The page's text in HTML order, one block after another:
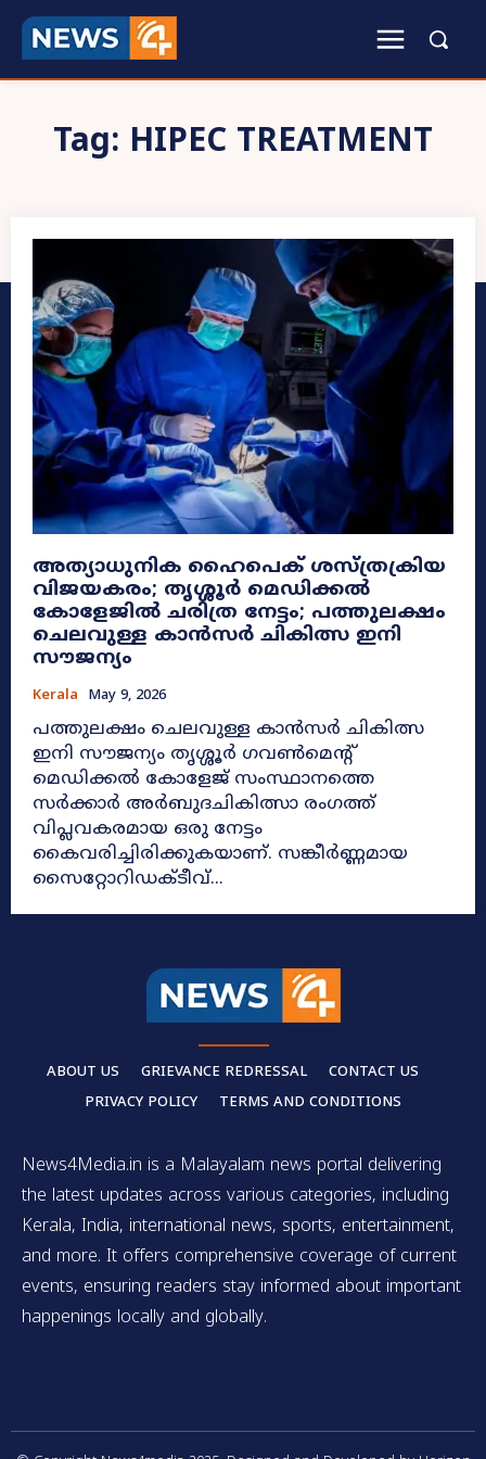
Tag: HIPEC TREATMENT
അത്യാധുനിക ഹൈപെക് ശസ്ത്രക്രിയ
വിജയകരം; തൃശ്ശൂർ മെഡിക്കൽ
കോളേജിൽ ചരിത്ര നേട്ടം; പത്തുലക്ഷം
ചെലവുള്ള കാൻസർ ചികിത്സ ഇനി
സൗജന്യം
Kerala May 9, 2026
പത്തുലക്ഷം ചെലവുള്ള കാൻസർ ചികിത്സ
ഇനി സൗജന്യം തൃശ്ശൂർ ഗവൺമെന്റ്
മെഡിക്കൽ കോളേജ് സംസ്ഥാനത്തെ
സർക്കാർ അർബുദചികിത്സാ രംഗത്ത്
വിപ്ലവകരമായ ഒരു നേട്ടം
കൈവരിച്ചിരിക്കുകയാണ്. സങ്കീർണ്ണമായ
സൈറ്റോറിഡക്ടീവ്...
ABOUT US GRIEVANCE REDRESSAL
CONTACT US
PRIVACY POLICY
TERMS AND CONDITIONS
News4Media.in is a Malayalam news portal delivering
the latest updates across various categories, including
Kerala, India, international news, sports, entertainment,
and more. It offers comprehensive coverage of current
events, ensuring readers stay informed about important
happenings locally and globally.